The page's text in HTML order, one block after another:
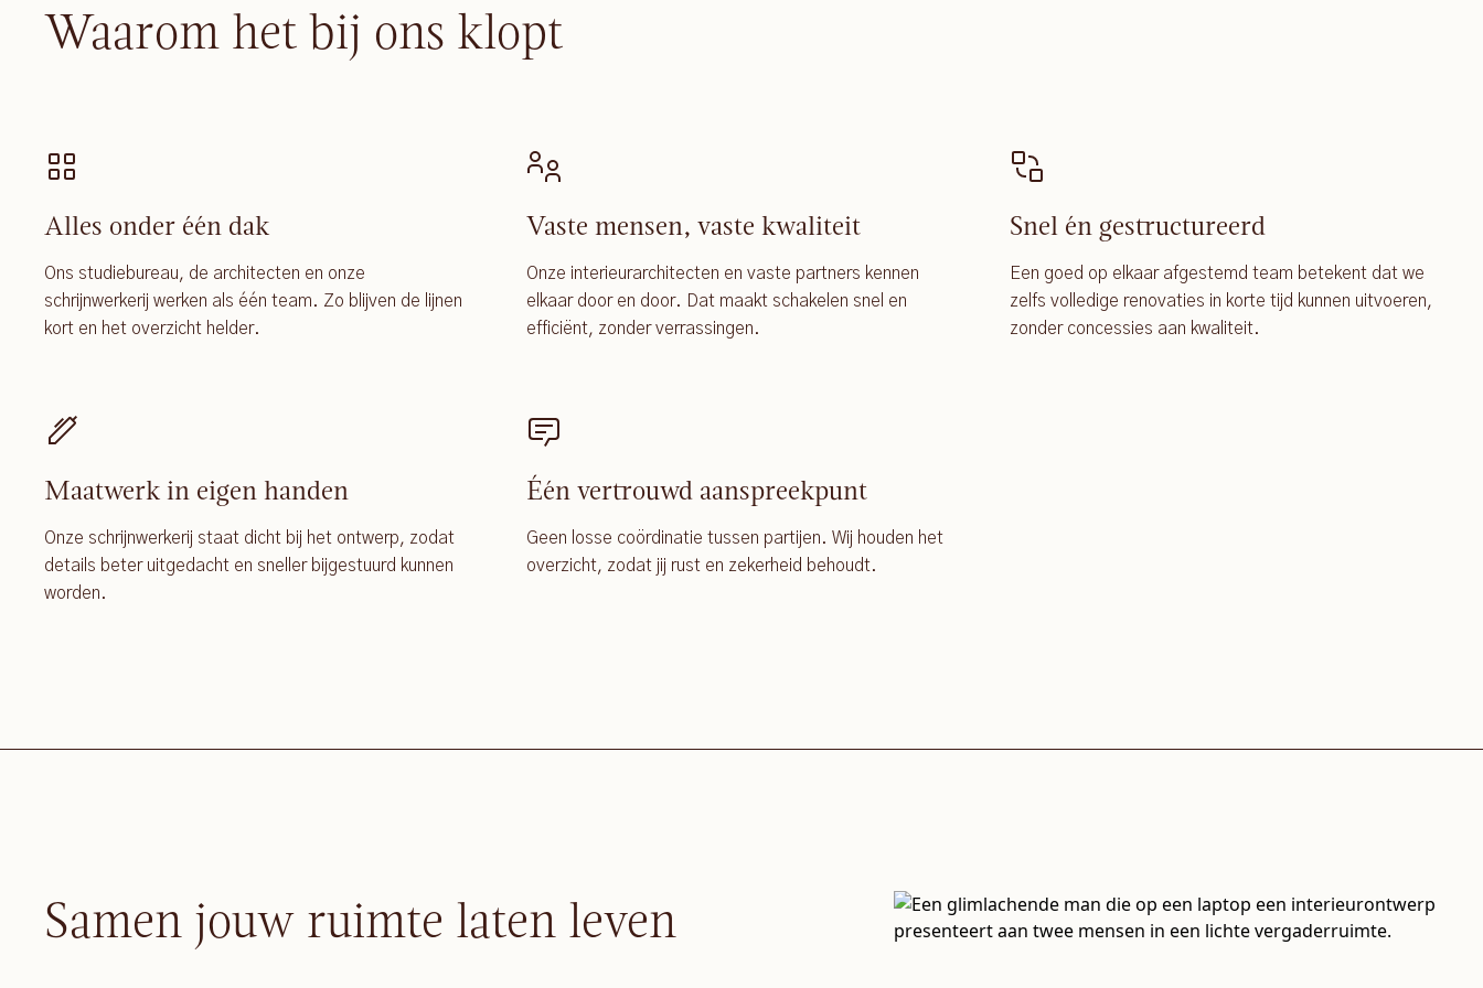
Waarom het bij ons klopt
Alles onder één dak
Ons studiebureau, de architecten en onze
schrijnwerkerij werken als één team. Zo blijven de lijnen
kort en het overzicht helder.
Vaste mensen, vaste kwaliteit
Onze interieurarchitecten en vaste partners kennen
elkaar door en door. Dat maakt schakelen snel en
efficiënt, zonder verrassingen.
Snel én gestructureerd
Een goed op elkaar afgestemd team betekent dat we
zelfs volledige renovaties in korte tijd kunnen uitvoeren,
zonder concessies aan kwaliteit.
Maatwerk in eigen handen
Onze schrijnwerkerij staat dicht bij het ontwerp, zodat
details beter uitgedacht en sneller bijgestuurd kunnen
worden.
Één vertrouwd aanspreekpunt
Geen losse coördinatie tussen partijen. Wij houden het
overzicht, zodat jij rust en zekerheid behoudt.
Samen jouw ruimte laten leven